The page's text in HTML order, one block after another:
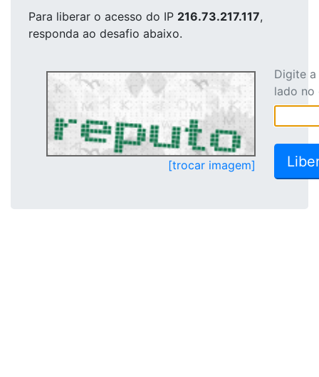
Para liberar o acesso do IP 216.73.217.117,
responda ao desafio abaixo.
[trocar imagem]
Digite
lado no